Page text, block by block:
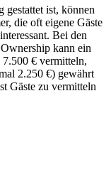
gestattet ist, können
die oft eigene Gäste
Bei den
kann ein
€ vermitteln,
2.250 €) gewährt
Gäste zu vermitteln